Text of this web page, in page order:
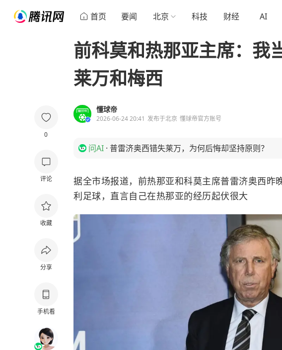
首页 要闻 北京 科技 财经 AI
0
评论
收藏
分享
手机看
前科莫和热那亚主席：我
莱万和梅西
懂球帝
2026-06-24 20:41 发布于北京 懂球帝官方账号
问AI · 普雷济奥西错失莱万，为何后悔却坚持原则？
据全市场报道，前热那亚和科莫主席普雷济奥西
利足球，直言自己在热那亚的经历起伏很大